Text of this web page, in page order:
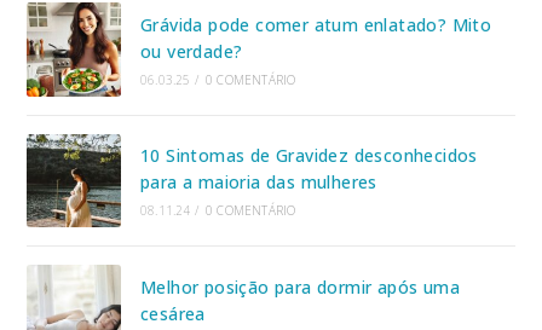
Grávida pode comer atum enlatado? Mito
ou verdade?
06.03.25 / 0 COMENTÁRIO
10 Sintomas de Gravidez desconhecidos
para a maioria das mulheres
08.11.24 / 0 COMENTÁRIO
Melhor posição para dormir após uma
cesárea